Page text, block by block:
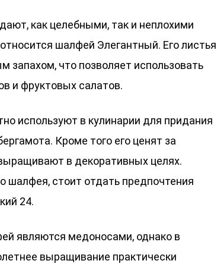
как целебными, так и неплохими
шалфей Элегантный. Его листья
что позволяет использовать
и фруктовых салатов.
используют в кулинарии для придания
Кроме того его ценят за
в декоративных целях.
шалфея, стоит отдать предпочтения
24.
являются медоносами, однако в
выращивание практически